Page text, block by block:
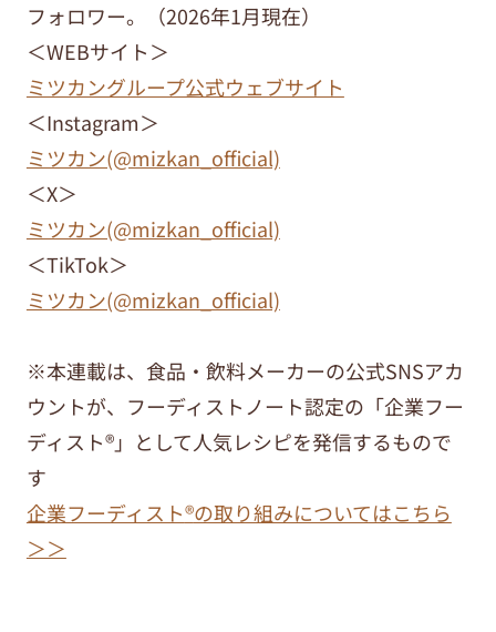
フォロワー。（2026年1月現在）
＜WEBサイト＞
ミツカングループ公式ウェブサイト
＜Instagram＞
ミツカン(@mizkan_official)
＜X＞
ミツカン(@mizkan_official)
＜TikTok＞
ミツカン(@mizkan_official)
※本連載は、食品・飲料メーカーの公式SNSアカ
ウントが、フーディストノート認定の「企業フー
ディスト®」として人気レシピを発信するもので
す
企業フーディスト®の取り組みについてはこちら
＞＞